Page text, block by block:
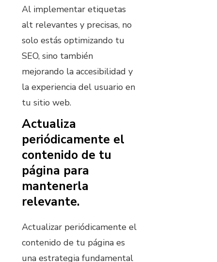
Al implementar etiquetas
alt relevantes y precisas, no
solo estás optimizando tu
SEO, sino también
mejorando la accesibilidad y
la experiencia del usuario en
tu sitio web.
Actualiza
periódicamente el
contenido de tu
página para
mantenerla
relevante.
Actualizar periódicamente el
contenido de tu página es
una estrategia fundamental